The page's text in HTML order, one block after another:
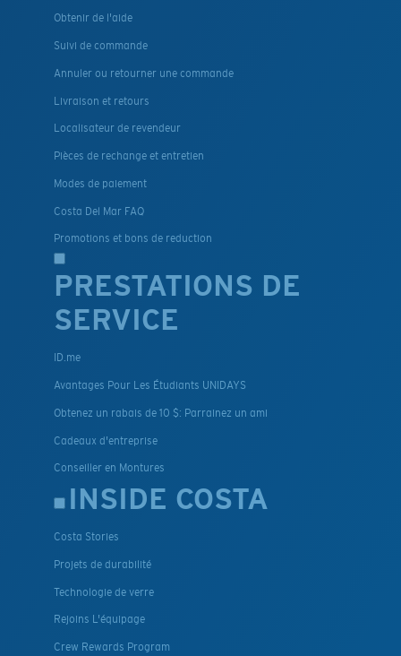
Obtenir de l'aide
Suivi de commande
Annuler ou retourner une commande
Livraison et retours
Localisateur de revendeur
Pièces de rechange et entretien
Modes de paiement
Costa Del Mar FAQ
Promotions et bons de reduction
PRESTATIONS DE
SERVICE
ID.me
Avantages Pour Les Étudiants UNIDAYS
Obtenez un rabais de 10 $: Parrainez un ami
Cadeaux d'entreprise
Conseiller en Montures
INSIDE COSTA
Costa Stories
Projets de durabilité
Technologie de verre
Rejoins L'équipage
Crew Rewards Program